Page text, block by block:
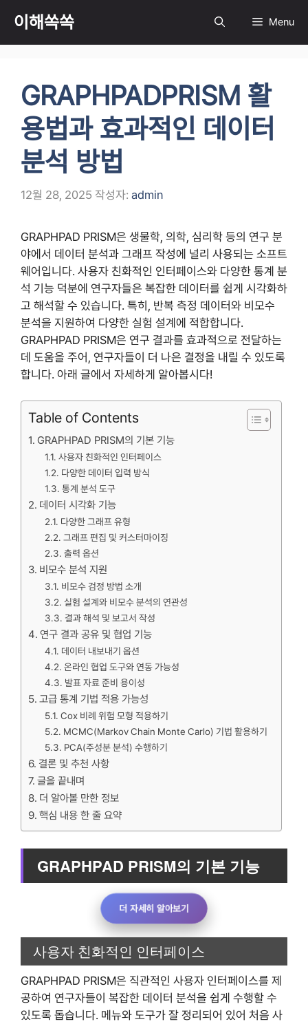
츠
이해쏙쏙 Menu
GRAPHPADPRISM 활
용법과 효과적인 데이터
분석 방법
12월 28, 2025 작성자: admin
GRAPHPAD PRISM은 생물학, 의학, 심리학 등의 연구 분
야에서 데이터 분석과 그래프 작성에 널리 사용되는 소프트
웨어입니다. 사용자 친화적인 인터페이스와 다양한 통계 분
석 기능 덕분에 연구자들은 복잡한 데이터를 쉽게 시각화하
고 해석할 수 있습니다. 특히, 반복 측정 데이터와 비모수
분석을 지원하여 다양한 실험 설계에 적합합니다.
GRAPHPAD PRISM은 연구 결과를 효과적으로 전달하는
데 도움을 주어, 연구자들이 더 나은 결정을 내릴 수 있도록
합니다. 아래 글에서 자세하게 알아봅시다!
Table of Contents
GRAPHPAD PRISM의 기본 기능
사용자 친화적인 인터페이스
다양한 데이터 입력 방식
통계 분석 도구
데이터 시각화 기능
다양한 그래프 유형
그래프 편집 및 커스터마이징
출력 옵션
비모수 분석 지원
비모수 검정 방법 소개
실험 설계와 비모수 분석의 연관성
결과 해석 및 보고서 작성
연구 결과 공유 및 협업 기능
데이터 내보내기 옵션
온라인 협업 도구와 연동 가능성
발표 자료 준비 용이성
고급 통계 기법 적용 가능성
Cox 비례 위험 모형 적용하기
MCMC(Markov Chain Monte Carlo) 기법 활용하기
PCA(주성분 분석) 수행하기
결론 및 추천 사항
글을 끝내며
더 알아볼 만한 정보
핵심 내용 한 줄 요약
GRAPHPAD PRISM의 기본 기능
더 자세히 알아보기
사용자 친화적인 인터페이스
GRAPHPAD PRISM은 직관적인 사용자 인터페이스를 제
공하여 연구자들이 복잡한 데이터 분석을 쉽게 수행할 수
있도록 돕습니다. 메뉴와 도구가 잘 정리되어 있어 처음 사